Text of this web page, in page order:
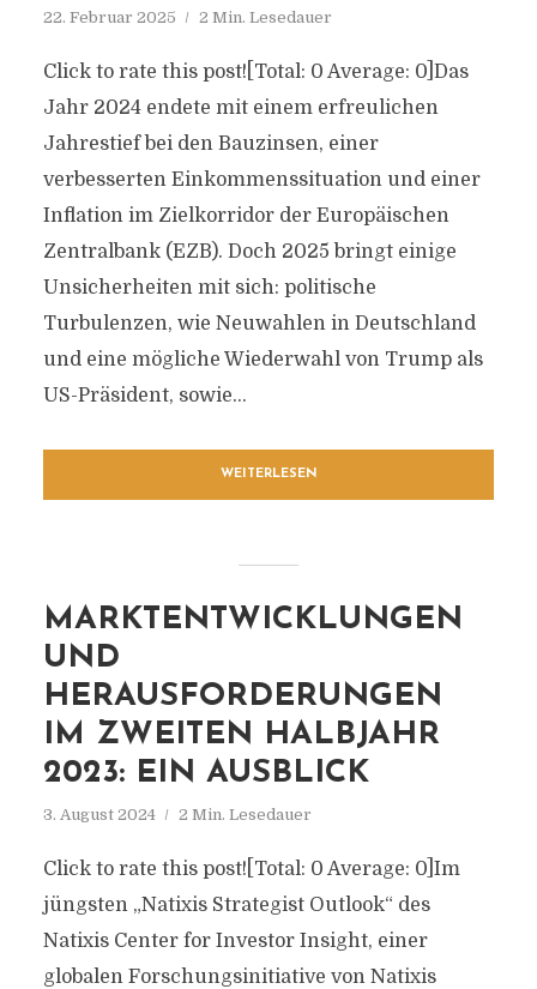
22. Februar 2025 2 Min. Lesedauer
Click to rate this post![Total: 0 Average: 0]Das
Jahr 2024 endete mit einem erfreulichen
Jahrestief bei den Bauzinsen, einer
verbesserten Einkommenssituation und einer
Inflation im Zielkorridor der Europäischen
Zentralbank (EZB). Doch 2025 bringt einige
Unsicherheiten mit sich: politische
Turbulenzen, wie Neuwahlen in Deutschland
und eine mögliche Wiederwahl von Trump als
US-Präsident, sowie...
WEITERLESEN
MARKTENTWICKLUNGEN
UND
HERAUSFORDERUNGEN
IM ZWEITEN HALBJAHR
2023: EIN AUSBLICK
3. August 2024 2 Min. Lesedauer
Click to rate this post![Total: 0 Average: 0]Im
jüngsten „Natixis Strategist Outlook“ des
Natixis Center for Investor Insight, einer
globalen Forschungsinitiative von Natixis